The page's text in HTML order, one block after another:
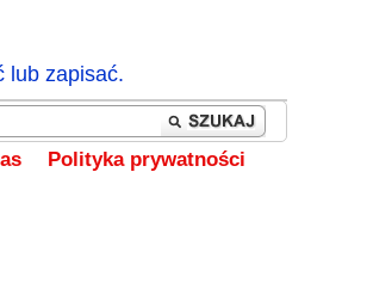
lub zapisać.
Polityka prywatności